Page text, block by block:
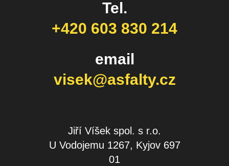
Tel.
+420 603 830 214
email
visek@asfalty.cz
Jiří Víšek spol. s r.o.
U Vodojemu 1267, Kyjov 697
01